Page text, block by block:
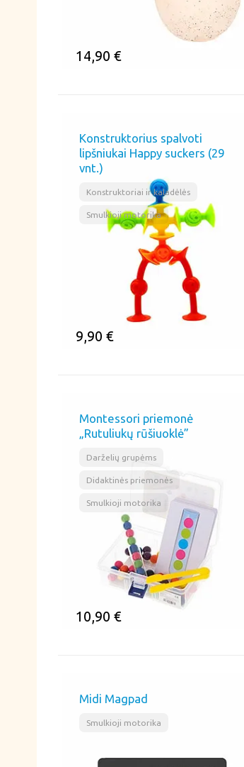
14,90 €
Konstruktorius spalvoti
lipšniukai Happy suckers (29
vnt.)
Konstruktoriai ir kaladėlės
Smulkioji motorika
9,90 €
Montessori priemonė
„Rutuliukų rūšiuoklė”
Darželių grupėms
Didaktinės priemonės
Smulkioji motorika
10,90 €
Midi Magpad
Smulkioji motorika